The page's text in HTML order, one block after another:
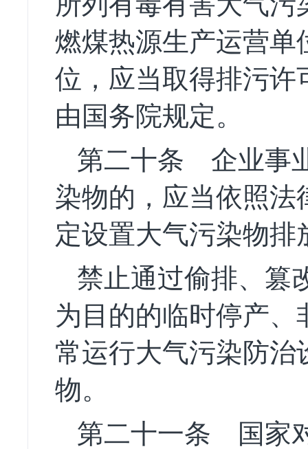
燃煤热源生产运营单
位，应当取得排污许
由国务院规定。
第二十条 企业事
染物的，应当依照
定设置大气污染物排
禁止通过偷排、篡
为目的的临时停产
常运行大气污染防
物。
第二十一条 国家